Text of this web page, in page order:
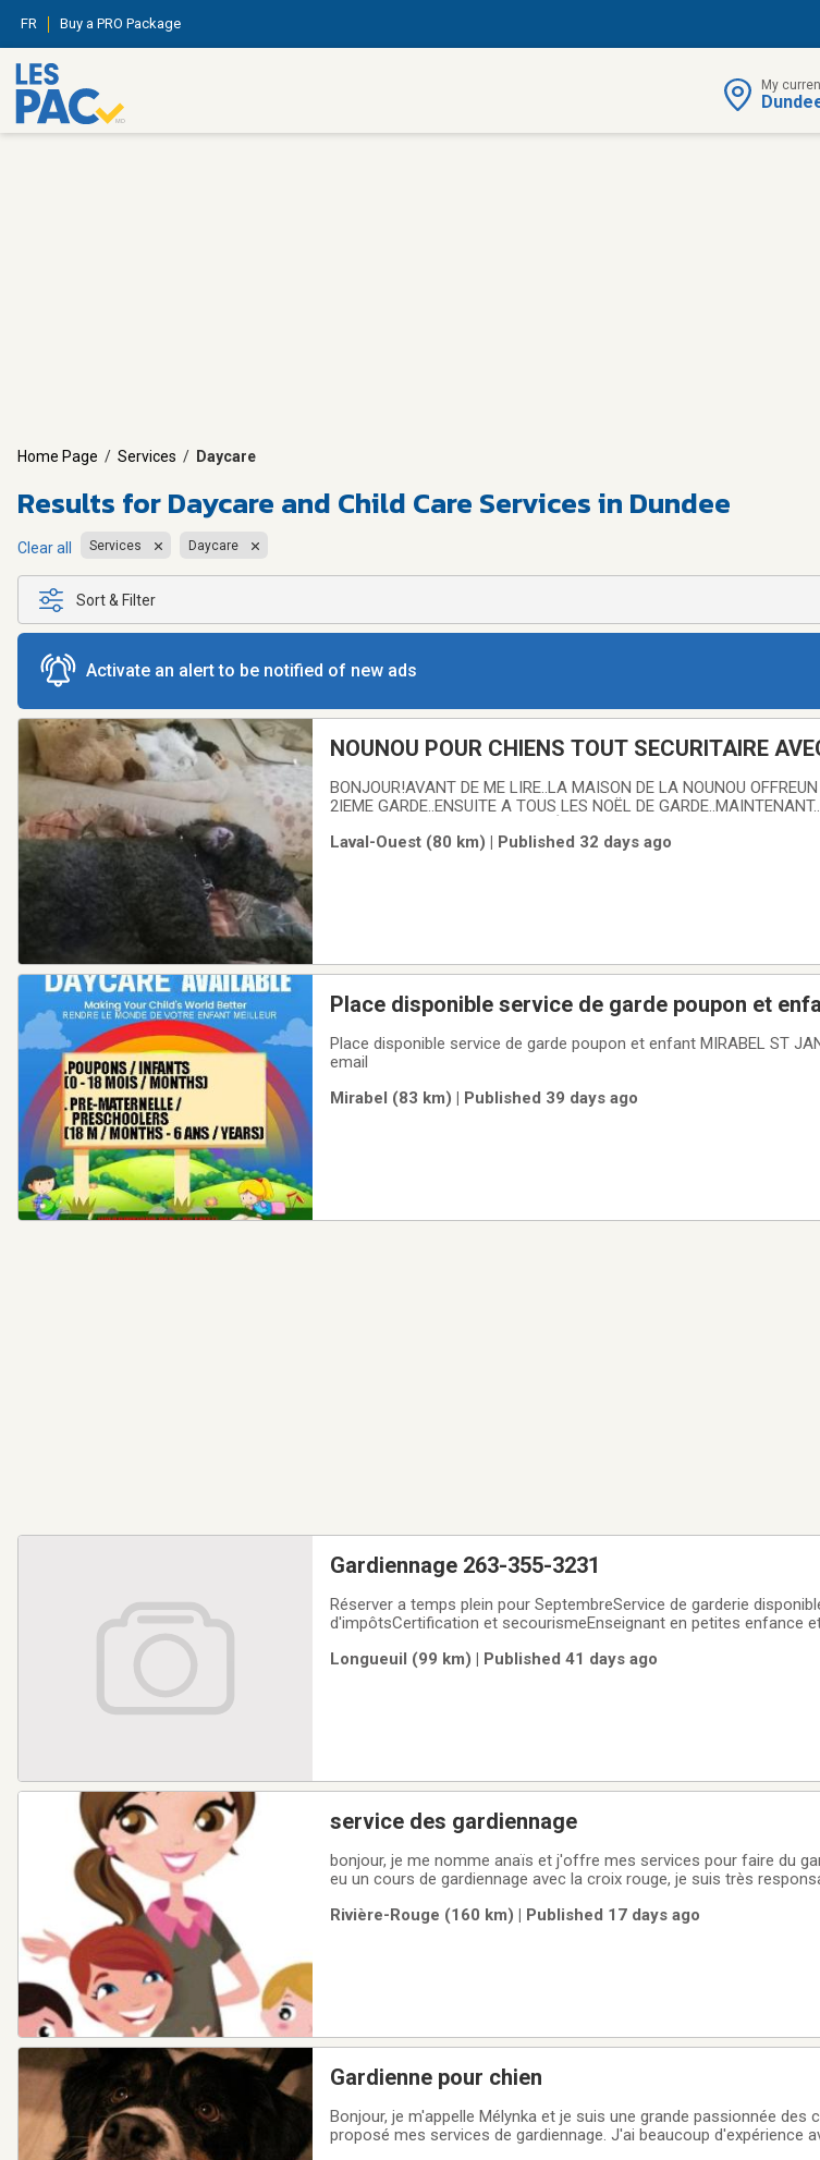
FR Buy a PRO Package
My
Home Page / Services / Daycare
Results forDaycare and Child Care Services in Dundee
Clear all Services Daycare
Sort & Filter
Activate an alert to be notified of new ads
NOUNOU POUR CHIENS TOUT SECURITAIRE
BONJOUR!AVANT DE ME LIRE..LA MAISON DE LA NOUNOU
2IEME GARDE..ENSUITE A TOUS LES NOËL DE
Laval-Ouest (80 km) | Published 32 days ago
Place disponible service de garde poupon et
Place disponible service de garde poupon et enfant MIRABEL ST
email
Mirabel (83 km) | Published 39 days ago
Gardiennage 263-355-3231
Réserver a temps plein pour SeptembreService de garderie
d'impôtsCertification et secourismeEnseignant en petites enfance
Longueuil (99 km) | Published 41 days ago
service des gardiennage
bonjour, je me nomme anaïs et j'offre mes services pour faire du
eu un cours de gardiennage avec la croix rouge, je suis très
enfant. si vous êtes
Rivière-Rouge (160 km) | Published 17 days ago
Gardienne pour chien
Bonjour, je m'appelle Mélynka et je suis une grande passionnée
proposé mes services de gardiennage. J'ai beaucoup d'expérience